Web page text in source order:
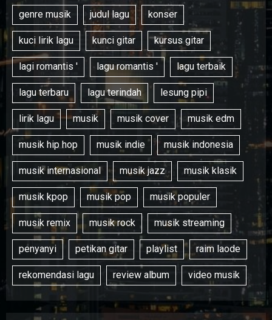
genre musik judul lagu konser
kuci lirik lagu kunci gitar kursus gitar
lagi romantis ' lagu romantis ' lagu terbaik
lagu terbaru lagu terindah lesung pipi
lirik lagu musik musik cover musik edm
musik hip hop musik indie musik indonesia
musik internasional musik jazz musik klasik
musik kpop musik pop musik populer
musik remix musik rock musik streaming
penyanyi petikan gitar playlist raim laode
rekomendasi lagu review album video musik